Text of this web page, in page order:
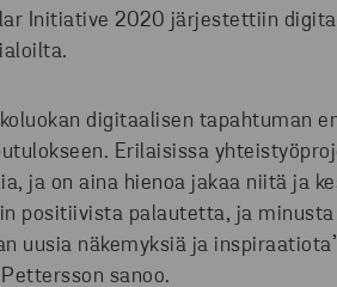
Initiative 2020 järjestettiin
digitaalisen tapahtuman
Erilaisissa
ja on aina hienoa jakaa niitä ja
positiivista palautetta, ja
uusia näkemyksiä ja
sanoo.